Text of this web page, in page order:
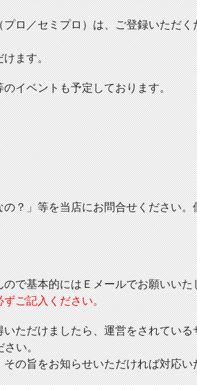
ロ／セミプロ）は、ご登録いただ
けます。
イベントも予定しております。
？」等を当店にお問合せください
で基本的にはＥメールでお願いいた
ご記入ください。
ただけましたら、運営をされてい
さい。
の旨をお知らせいただければ対応